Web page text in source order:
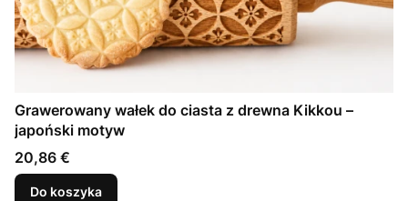
Grawerowany wałek do ciasta z drewna Kikkou –
japoński motyw
Cena
20,86 €
Do koszyka